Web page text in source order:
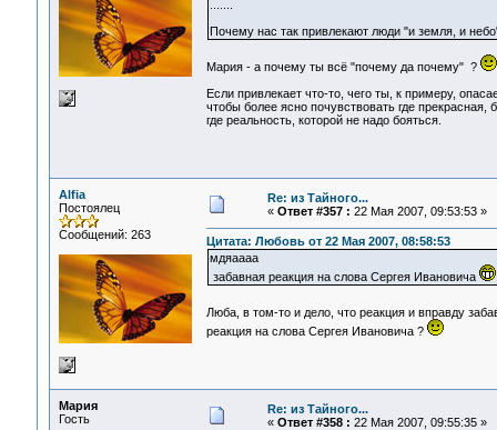
Почему нас так привлекают люди "и земля, и
Мария - а почему ты всё "почему да почему" ?
Если привлекает что-то, чего ты, к примеру,
чтобы более ясно почувствовать где
где реальность, которой не надо бояться.
Alfia
Постоялец
Сообщений: 263
Re: из Тайного...
« Ответ #357 : 22 Мая 2007, 09:53:53 »
Цитата: Любовь от 22 Мая 2007, 08:58:53
мдяаааа
забавная реакция на слова Сергея Ивановича
Люба, в том-то и дело, что реакция и вправду
реакция на слова Сергея Ивановича ?
Мария
Гость
Re: из Тайного...
« Ответ #358 : 22 Мая 2007, 09:55:35 »